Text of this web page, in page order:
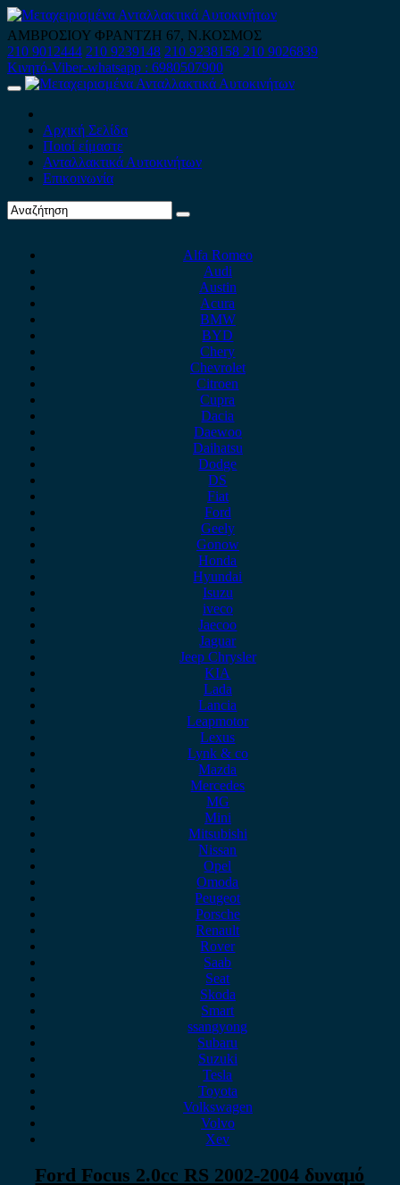
Skip
to
content
ΑΜΒΡΟΣΙΟΥ ΦΡΑΝΤΖΗ 67, Ν.ΚΟΣΜΟΣ
210 9012444 210 9239148 210 9238158 210 9026839
Κινητό-Viber-whatsapp : 6980507900
Primary
Αρχική Σελίδα
Ποιοί είμαστε
Ανταλλακτικά Αυτοκινήτων
Επικοινωνία
Alfa Romeo
Audi
Austin
Acura
BMW
BYD
Chery
Chevrolet
Citroen
Cupra
Dacia
Daewoo
Daihatsu
Dodge
DS
Fiat
Ford
Geely
Gonow
Honda
Hyundai
Isuzu
iveco
Jaecoo
Jaguar
Jeep Chrysler
KIA
Lada
Lancia
Leapmotor
Lexus
Lynk & co
Mazda
Mercedes
MG
Mini
Mitsubishi
Nissan
Opel
Omoda
Peugeot
Porsche
Renault
Rover
Saab
Seat
Skoda
Smart
ssangyong
Subaru
Suzuki
Tesla
Toyota
Volkswagen
Volvo
Xev
Ford Focus 2.0cc RS 2002-2004 δυναμό